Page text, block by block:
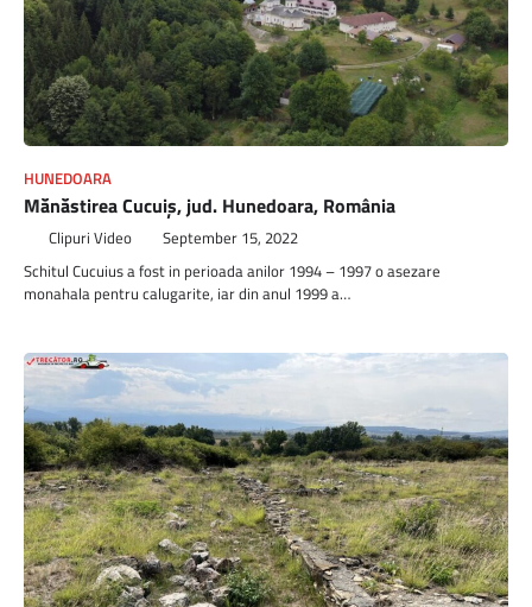
HUNEDOARA
Mănăstirea Cucuiș, jud. Hunedoara, România
Clipuri Video September 15, 2022
Schitul Cucuius a fost in perioada anilor 1994 – 1997 o asezare
monahala pentru calugarite, iar din anul 1999 a…